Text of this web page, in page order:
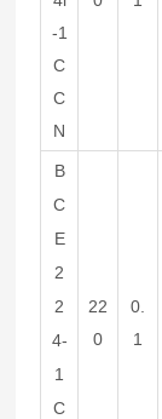
-1
C
C
N
B
C
E
2
2
4-
1
C
22
0
0.
1